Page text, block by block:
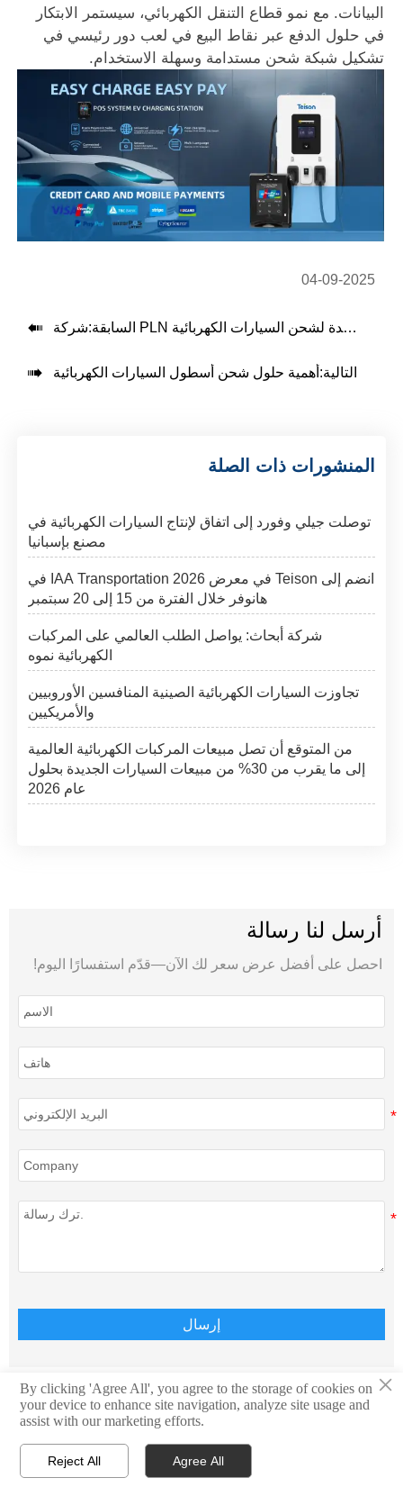
البيانات. مع نمو قطاع التنقل الكهربائي، سيستمر الابتكار
في حلول الدفع عبر نقاط البيع في لعب دور رئيسي في
تشكيل شبكة شحن مستدامة وسهلة الاستخدام.
04-09-2025
 السابقة:
 التالية: أهمية حلول شحن أسطول السيارات الكهربائية
المنشورات ذات الصلة
توصلت جيلي وفورد إلى اتفاق لإنتاج السيارات الكهربائية في
مصنع بإسبانيا
انضم إلى Teison في معرض IAA Transportation 2026 في
هانوفر خلال الفترة من 15 إلى 20 سبتمبر
شركة أبحاث: يواصل الطلب العالمي على المركبات
الكهربائية نموه
تجاوزت السيارات الكهربائية الصينية المنافسين الأوروبيين
والأمريكيين
من المتوقع أن تصل مبيعات المركبات الكهربائية العالمية
إلى ما يقرب من 30% من مبيعات السيارات الجديدة بحلول
عام 2026
أرسل لنا رسالة
احصل على أفضل عرض سعر لك الآن—قدّم استفسارًا اليوم!
إرسال
حقوق الطبع والنشر © Teison Energy Technology Co.,Ltd.
  
×
By clicking 'Agree All', you agree to the storage of cookies on
your device to enhance site navigation, analyze site usage and
assist with our marketing efforts.
Reject All Agree All